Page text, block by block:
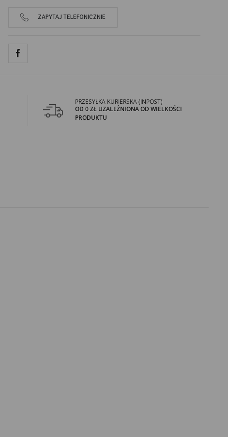
ZAPYTAJ TELEFONICZNIE
PRZESYŁKA KURIERSKA (INPOST)
OD 0 ZŁ UZALEŻNIONA OD WIELKOŚCI
PRODUKTU